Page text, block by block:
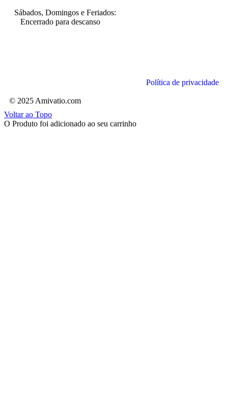
Sábados, Domingos e Feriados:
Encerrado para descanso
Política de privacidade
© 2025 Amivatio.com
Voltar ao Topo
O Produto foi adicionado ao seu carrinho